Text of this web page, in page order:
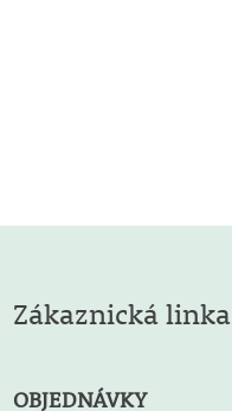
Zákaznická linka
OBJEDNÁVKY